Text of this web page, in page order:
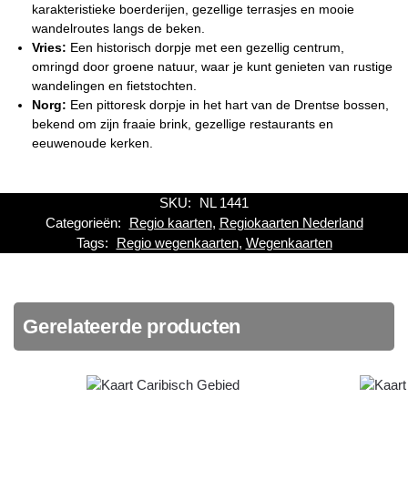
karakteristieke boerderijen, gezellige terrasjes en mooie
wandelroutes langs de beken.
Vries: Een historisch dorpje met een gezellig centrum,
omringd door groene natuur, waar je kunt genieten van rustige
wandelingen en fietstochten.
Norg: Een pittoresk dorpje in het hart van de Drentse bossen,
bekend om zijn fraaie brink, gezellige restaurants en
eeuwenoude kerken.
SKU:
NL 1441
Categorieën:
Regio kaarten, Regiokaarten Nederland
Tags:
Regio wegenkaarten, Wegenkaarten
Gerelateerde producten